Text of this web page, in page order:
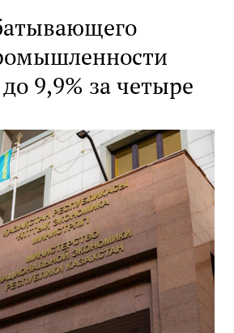
9,9% за четыре